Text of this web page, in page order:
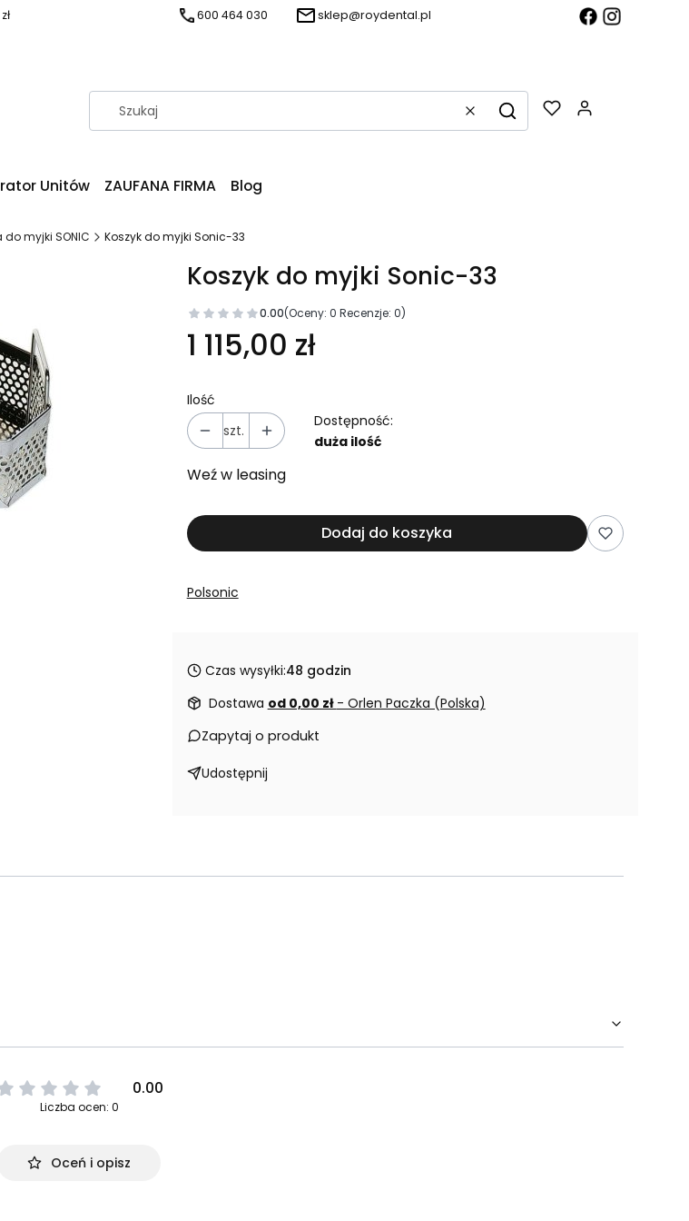
600 464 030 sklep@roydental.pl
WyczyśćSzukaj
Unitów ZAUFANA FIRMA Blog
do myjki SONIC Koszyk do myjki Sonic-33
Koszyk do myjki Sonic-33
0.00(Oceny: 0 Recenzje: 0)
1 115,00 zł
Ilość
szt.
Dostępność:
duża ilość
Weź w leasing
Dodaj do koszyka
Polsonic
Czas wysyłki:48 godzin
Dostawa od 0,00 zł - Orlen Paczka (Polska)
Zapytaj o produkt
Udostępnij
0.00
Liczba ocen: 0
Oceń i opisz